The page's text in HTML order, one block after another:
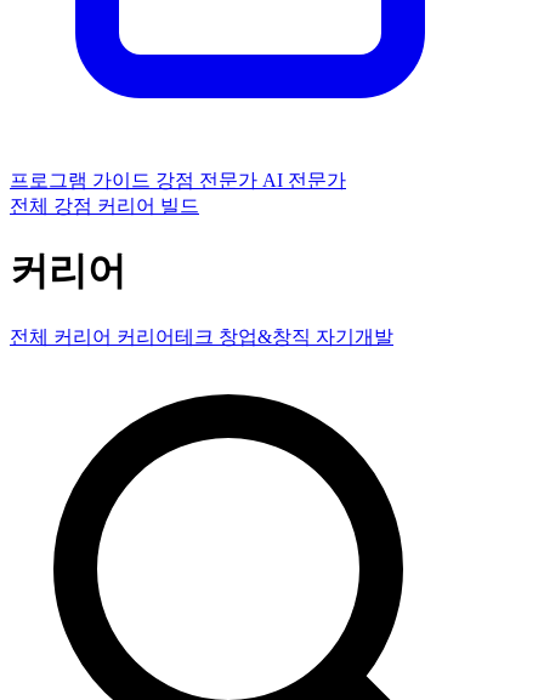
프로그램 가이드 강점 전문가 AI 전문가
전체 강점 커리어 빌드
커리어
전체 커리어 커리어테크 창업&창직 자기개발